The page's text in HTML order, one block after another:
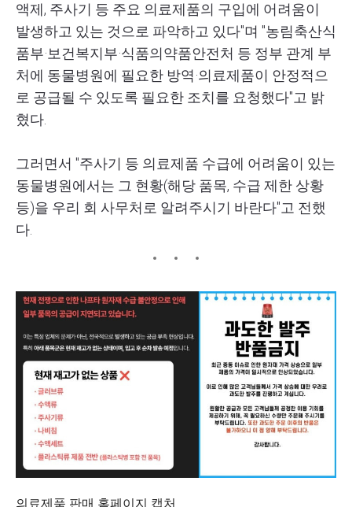
액제, 주사기 등 주요 의료제품의 구입에 어려움이
발생하고 있는 것으로 파악하고 있다"며 "농림축산식
품부·보건복지부·식품의약품안전처 등 정부 관계 부
처에 동물병원에 필요한 방역·의료제품이 안정적으
로 공급될 수 있도록 필요한 조치를 요청했다"고 밝
혔다.
그러면서 "주사기 등 의료제품 수급에 어려움이 있는
동물병원에서는 그 현황(해당 품목, 수급 제한 상황
등)을 우리 회 사무처로 알려주시기 바란다"고 전했
다.
의료제품 판매 홈페이지 캡처